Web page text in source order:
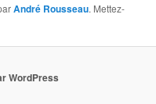
André Rousseau. Mettez-
WordPress